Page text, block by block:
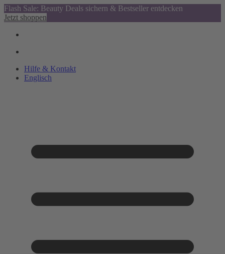
Flash Sale: Beauty Deals sichern & Bestseller entdecken
Jetzt shoppen
Hilfe & Kontakt
Englisch